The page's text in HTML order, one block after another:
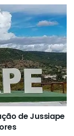
de Jussiape